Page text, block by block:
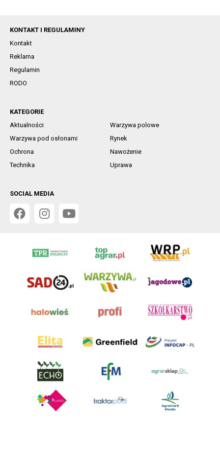
KONTAKT I REGULAMINY
Kontakt
Reklama
Regulamin
RODO
KATEGORIE
Aktualności
Warzywa polowe
Warzywa pod osłonami
Rynek
Ochrona
Nawożenie
Technika
Uprawa
SOCIAL MEDIA